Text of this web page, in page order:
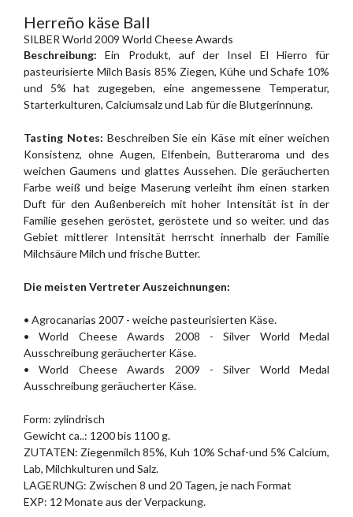
Herreño käse Ball
SILBER World 2009 World Cheese Awards
Beschreibung: Ein Produkt, auf der Insel El Hierro für
pasteurisierte Milch Basis 85% Ziegen, Kühe und Schafe 10%
und 5% hat zugegeben, eine angemessene Temperatur,
Starterkulturen, Calciumsalz und Lab für die Blutgerinnung.
Tasting Notes: Beschreiben Sie ein Käse mit einer weichen
Konsistenz, ohne Augen, Elfenbein, Butteraroma und des
weichen Gaumens und glattes Aussehen. Die geräucherten
Farbe weiß und beige Maserung verleiht ihm einen starken
Duft für den Außenbereich mit hoher Intensität ist in der
Familie gesehen geröstet, geröstete und so weiter. und das
Gebiet mittlerer Intensität herrscht innerhalb der Familie
Milchsäure Milch und frische Butter.
Die meisten Vertreter Auszeichnungen:
• Agrocanarias 2007 - weiche pasteurisierten Käse.
• World Cheese Awards 2008 - Silver World Medal
Ausschreibung geräucherter Käse.
• World Cheese Awards 2009 - Silver World Medal
Ausschreibung geräucherter Käse.
Form: zylindrisch
Gewicht ca..: 1200 bis 1100 g.
ZUTATEN: Ziegenmilch 85%, Kuh 10% Schaf-und 5% Calcium,
Lab, Milchkulturen und Salz.
LAGERUNG: Zwischen 8 und 20 Tagen, je nach Format
EXP: 12 Monate aus der Verpackung.